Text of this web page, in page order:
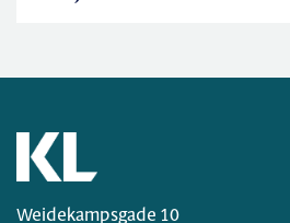
Weidekampsgade 10